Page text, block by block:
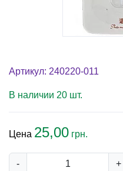
Артикул: 240220-011
В наличии 20 шт.
Цена 25,00 грн.
- +